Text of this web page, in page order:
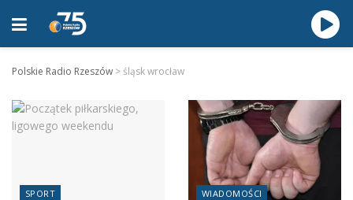
Polskie Radio Rzeszów >śląsk wrocław
SPORT WIADOMOŚCI